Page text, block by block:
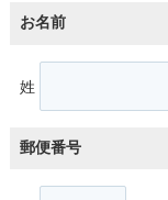
お名前
姓
郵便番号